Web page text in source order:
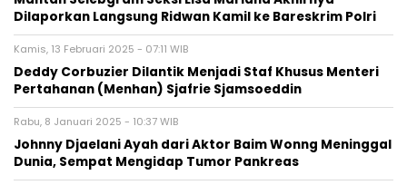
Dilaporkan Langsung Ridwan Kamil ke Bareskrim Polri
Kamis, 13 Februari 2025 - 07:11 WIB
Deddy Corbuzier Dilantik Menjadi Staf Khusus Menteri
Pertahanan (Menhan) Sjafrie Sjamsoeddin
Rabu, 8 Januari 2025 - 10:37 WIB
Johnny Djaelani Ayah dari Aktor Baim Wonng Meninggal
Dunia, Sempat Mengidap Tumor Pankreas